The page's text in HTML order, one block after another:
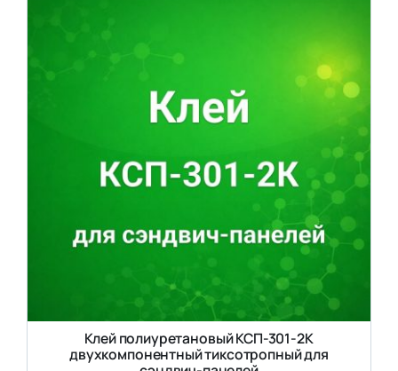
Клей полиуретановый КСП-301-2К
двухкомпонентный тиксотропный для